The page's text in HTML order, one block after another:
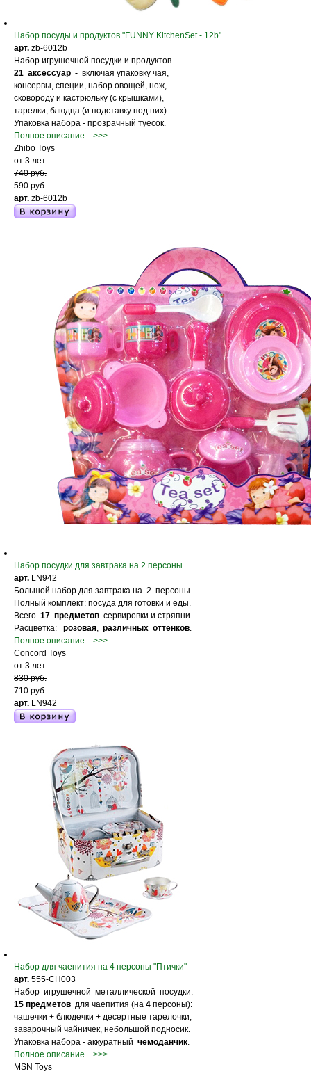
Набор посуды и продуктов "FUNNY KitchenSet - 12b"
арт. zb-6012b
Набор игрушечной посудки и продуктов.
21 аксессуар - включая упаковку чая,
консервы, специи, набор овощей, нож,
сковороду и кастрюльку (с крышками),
тарелки, блюдца (и подставку под них).
Упаковка набора - прозрачный туесок.
Полное описание... >>>
Zhibo Toys
от 3 лет
740 руб.
590 руб.
арт. zb-6012b
Набор посудки для завтрака на 2 персоны
арт. LN942
Большой набор для завтрака на 2 персоны.
Полный комплект: посуда для готовки и еды.
Всего 17 предметов сервировки и стряпни.
Расцветка: розовая, различных оттенков.
Полное описание... >>>
Concord Toys
от 3 лет
830 руб.
710 руб.
арт. LN942
Набор для чаепития на 4 персоны "Птички"
арт. 555-CH003
Набор игрушечной металлической посудки.
15 предметов для чаепития (на 4 персоны):
чашечки + блюдечки + десертные тарелочки,
заварочный чайничек, небольшой подносик.
Упаковка набора - аккуратный чемоданчик.
Полное описание... >>>
MSN Toys